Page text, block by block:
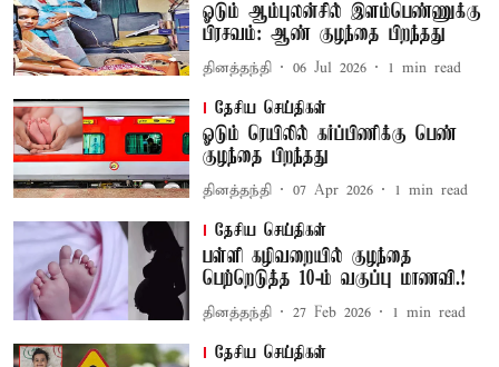
ஓடும் ஆம்புலன்சில் இளம்பெண்ணுக்கு
பிரசவம்: ஆண் குழந்தை பிறந்தது
தினத்தந்தி 06 Jul 2026 1 min read
தேசிய செய்திகள்
ஓடும் ரெயிலில் கர்ப்பிணிக்கு பெண்
குழந்தை பிறந்தது
தினத்தந்தி 07 Apr 2026 1 min read
தேசிய செய்திகள்
பள்ளி கழிவறையில் குழந்தை
பெற்றெடுத்த 10-ம் வகுப்பு மாணவி.!
தினத்தந்தி 27 Feb 2026 1 min read
தேசிய செய்திகள்